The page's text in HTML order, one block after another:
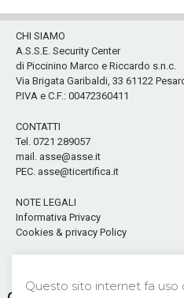
CHI SIAMO
A.S.S.E. Security Center
di Piccinino Marco e Riccardo s.n.c.
Via Brigata Garibaldi, 33 61122
P.IVA e C.F.: 00472360411
CONTATTI
Tel. 0721 289057
mail. asse@asse.it
PEC. asse@ticertifica.it
NOTE LEGALI
Informativa Privacy
Cookies & privacy Policy
Questo sito internet fa uso